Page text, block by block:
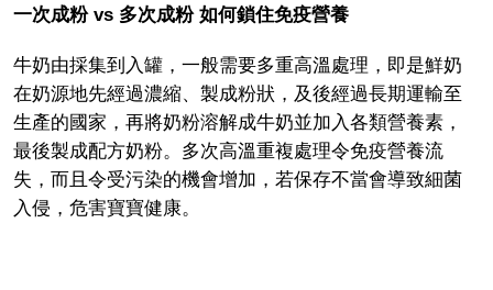
一次成粉 vs 多次成粉 如何鎖住免疫營養
牛奶由採集到入罐，一般需要多重高溫處理，即是鮮奶
在奶源地先經過濃縮、製成粉狀，及後經過長期運輸至
生產的國家，再將奶粉溶解成牛奶並加入各類營養素，
最後製成配方奶粉。多次高溫重複處理令免疫營養流
失，而且令受污染的機會增加，若保存不當會導致細菌
入侵，危害寶寶健康。